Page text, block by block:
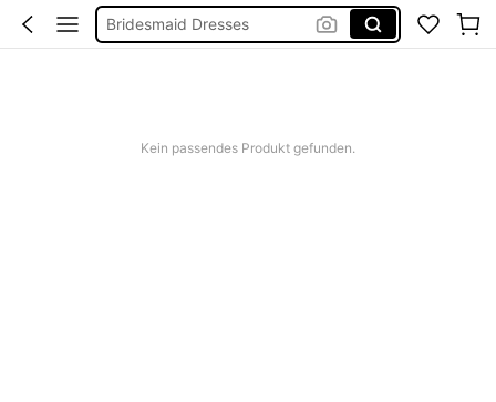
Burkini
Kein passendes Produkt gefunden.